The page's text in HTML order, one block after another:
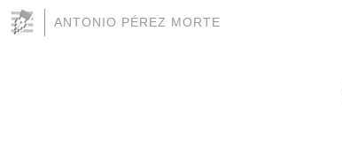
ANTONIO PÉREZ MORTE